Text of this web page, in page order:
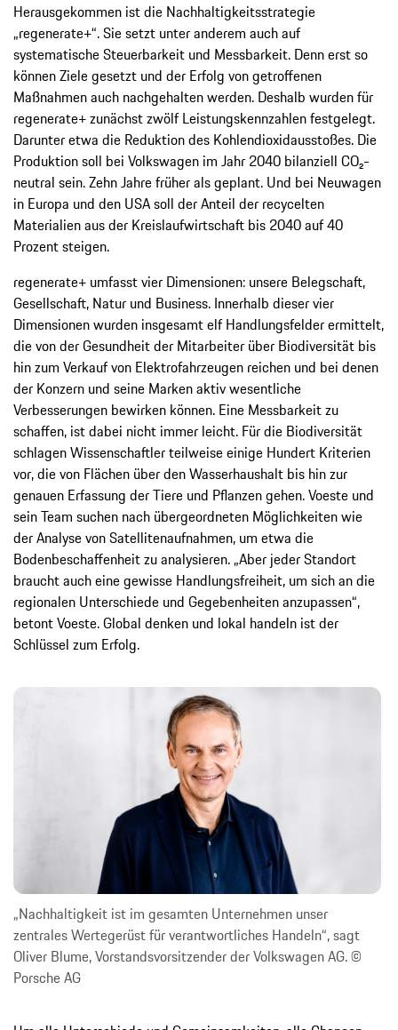
Herausgekommen ist die Nachhaltigkeitsstrategie
„regenerate+“. Sie setzt unter anderem auch auf
systematische Steuerbarkeit und Messbarkeit. Denn erst so
können Ziele gesetzt und der Erfolg von getroffenen
Maßnahmen auch nachgehalten werden. Deshalb wurden für
regenerate+ zunächst zwölf Leistungskennzahlen festgelegt.
Darunter etwa die Reduktion des Kohlendioxidausstoßes. Die
Produktion soll bei Volkswagen im Jahr 2040 bilanziell CO₂-​
neutral sein. Zehn Jahre früher als geplant. Und bei Neuwagen
in Europa und den USA soll der Anteil der recycelten
Materialien aus der Kreislaufwirtschaft bis 2040 auf 40
Prozent steigen.
regenerate+ umfasst vier Dimensionen: unsere Belegschaft,
Gesellschaft, Natur und Business. Innerhalb dieser vier
Dimensionen wurden insgesamt elf Handlungsfelder ermittelt,
die von der Gesundheit der Mitarbeiter über Biodiversität bis
hin zum Verkauf von Elektrofahrzeugen reichen und bei denen
der Konzern und seine Marken aktiv wesentliche
Verbesserungen bewirken können. Eine Messbarkeit zu
schaffen, ist dabei nicht immer leicht. Für die Biodiversität
schlagen Wissenschaftler teilweise einige Hundert Kriterien
vor, die von Flächen über den Wasserhaushalt bis hin zur
genauen Erfassung der Tiere und Pflanzen gehen. Voeste und
sein Team suchen nach übergeordneten Möglichkeiten wie
der Analyse von Satellitenaufnahmen, um etwa die
Bodenbeschaffenheit zu analysieren. „Aber jeder Standort
braucht auch eine gewisse Handlungsfreiheit, um sich an die
regionalen Unterschiede und Gegebenheiten anzupassen“,
betont Voeste. Global denken und lokal handeln ist der
Schlüssel zum Erfolg.
„Nachhaltigkeit ist im gesamten Unternehmen unser
zentrales Wertegerüst für verantwortliches Handeln“, sagt
Oliver Blume, Vorstandsvorsitzender der Volkswagen AG. ©
Porsche AG